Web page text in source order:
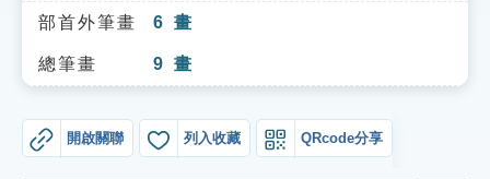
知識索引
單字索引
部首外筆畫 6 畫
總筆畫 9 畫
開啟關聯 列入收藏 QRcode分享